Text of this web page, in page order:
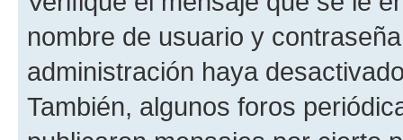
nombre de usuario y
administración haya
También, algunos foros